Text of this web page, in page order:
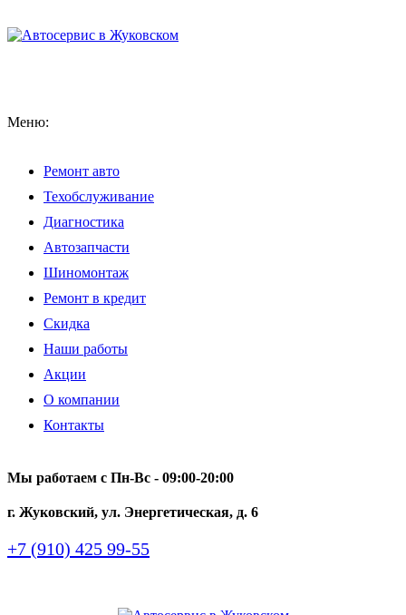
Меню:
Ремонт авто
Техобслуживание
Диагностика
Автозапчасти
Шиномонтаж
Ремонт в кредит
Скидка
Наши работы
Акции
О компании
Контакты
Мы работаем с Пн-Вc - 09:00-20:00
г. Жуковский, ул. Энергетическая, д. 6
+7 (910) 425 99-55